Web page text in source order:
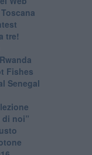
tre!
Fishes
Senegal
noi”